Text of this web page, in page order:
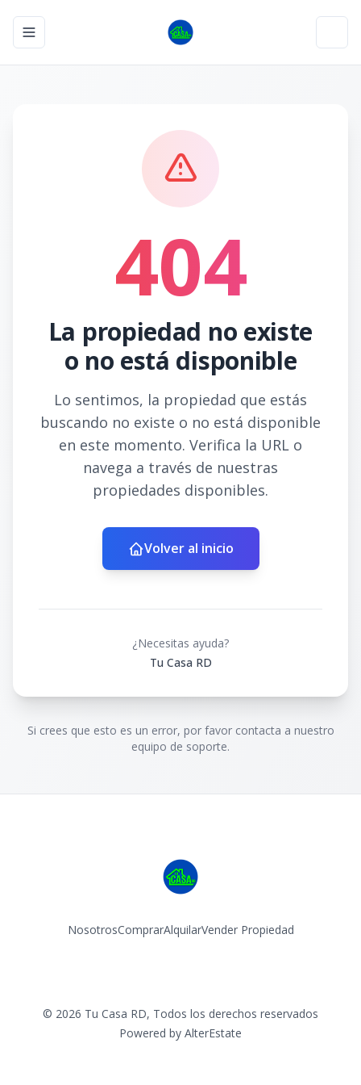
Toggle navigation menu
404
La propiedad no existe
o no está disponible
Lo sentimos, la propiedad que estás
buscando no existe o no está disponible
en este momento. Verifica la URL o
navega a través de nuestras
propiedades disponibles.
Volver al inicio
¿Necesitas ayuda?
Tu Casa RD
Si crees que esto es un error, por favor contacta a nuestro
equipo de soporte.
NosotrosComprarAlquilarVender Propiedad
© 2026 Tu Casa RD, Todos los derechos reservados
Powered by AlterEstate